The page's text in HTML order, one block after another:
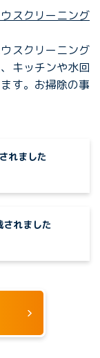
ウスクリーニング
スクリーニング
キッチンや水回
す。お掃除の事
れました
されました